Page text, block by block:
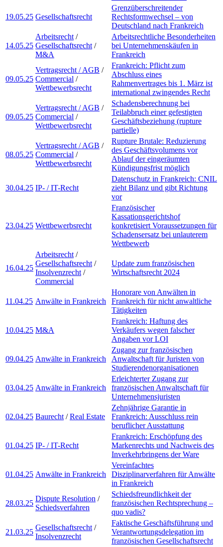
19.05.25 Gesellschaftsrecht
Grenzüberschreitender
Rechtsformwechsel – von
Deutschland nach Frankreich
14.05.25
Arbeitsrecht /
Gesellschaftsrecht /
M&A
Arbeitsrechtliche Besonderheiten
bei Unternehmenskäufen in
Frankreich
09.05.25
Vertragsrecht / AGB /
Commercial /
Wettbewerbsrecht
Frankreich: Pflicht zum
Abschluss eines
Rahmenvertrages bis 1. März ist
international zwingendes Recht
09.05.25
Vertragsrecht / AGB /
Commercial /
Wettbewerbsrecht
Schadensberechnung bei
Teilabbruch einer gefestigten
Geschäftsbeziehung (rupture
partielle)
08.05.25
Vertragsrecht / AGB /
Commercial /
Wettbewerbsrecht
Rupture Brutale: Reduzierung
des Geschäftsvolumens vor
Ablauf der eingeräumten
Kündigungsfrist möglich
30.04.25 IP- / IT-Recht
Datenschutz in Frankreich: CNIL
zieht Bilanz und gibt Richtung
vor
23.04.25 Wettbewerbsrecht
Französischer
Kassationsgerichtshof
konkretisiert Voraussetzungen für
Schadensersatz bei unlauterem
Wettbewerb
16.04.25
Arbeitsrecht /
Gesellschaftsrecht /
Insolvenzrecht /
Commercial
Update zum französischen
Wirtschaftsrecht 2024
11.04.25 Anwälte in Frankreich
Honorare von Anwälten in
Frankreich für nicht anwaltliche
Tätigkeiten
10.04.25 M&A
Frankreich: Haftung des
Verkäufers wegen falscher
Angaben vor LOI
09.04.25 Anwälte in Frankreich
Zugang zur französischen
Anwaltschaft für Juristen von
Studierendenorganisationen
03.04.25 Anwälte in Frankreich
Erleichterter Zugang zur
französischen Anwaltschaft für
Unternehmensjuristen
02.04.25 Baurecht /Real Estate
Zehnjährige Garantie in
Frankreich: Ausschluss rein
beruflicher Ausstattung
01.04.25 IP- / IT-Recht
Frankreich: Erschöpfung des
Markenrechts und Nachweis des
Inverkehrbringens der Ware
01.04.25 Anwälte in Frankreich
Vereinfachtes
Disziplinarverfahren für Anwälte
in Frankreich
28.03.25
Dispute Resolution /
Schiedsverfahren
Schiedsfreundlichkeit der
französischen Rechtsprechung –
quo vadis?
21.03.25
Gesellschaftsrecht /
Insolvenzrecht
Faktische Geschäftsführung und
Verantwortungsdelegation im
französischen Gesellschaftsrecht